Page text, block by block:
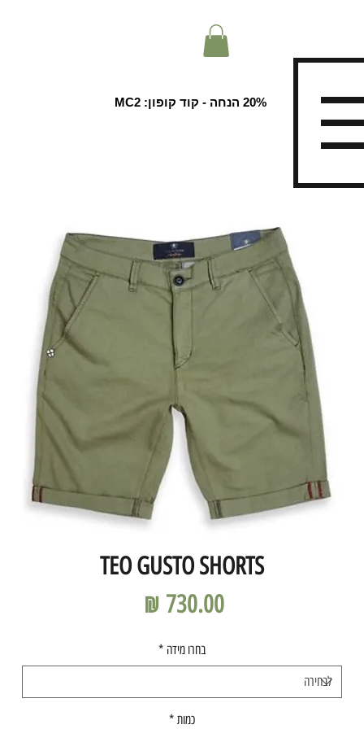
TEO GUSTO SHORTS
בחרו מידה *
כמות *
20% הנחה - קוד קופון: MC2